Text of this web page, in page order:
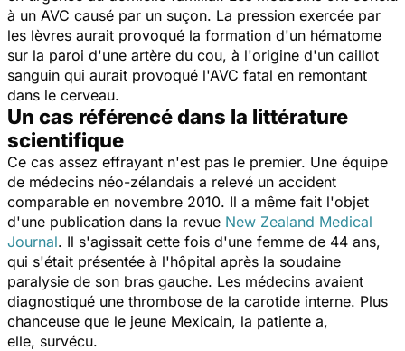
à un AVC causé par un suçon. La pression exercée par
les lèvres aurait provoqué la formation d'un hématome
sur la paroi d'une artère du cou, à l'origine d'un caillot
sanguin qui aurait provoqué l'AVC fatal en remontant
dans le cerveau.
Un cas référencé dans la littérature
scientifique
Ce cas assez effrayant n'est pas le premier. Une équipe
de médecins néo-zélandais a relevé un accident
comparable en novembre 2010. Il a même fait l'objet
d'une publication dans la revue New Zealand Medical
Journal. Il s'agissait cette fois d'une femme de 44 ans,
qui s'était présentée à l'hôpital après la soudaine
paralysie de son bras gauche. Les médecins avaient
diagnostiqué une thrombose de la carotide interne. Plus
chanceuse que le jeune Mexicain, la patiente a,
elle, survécu.